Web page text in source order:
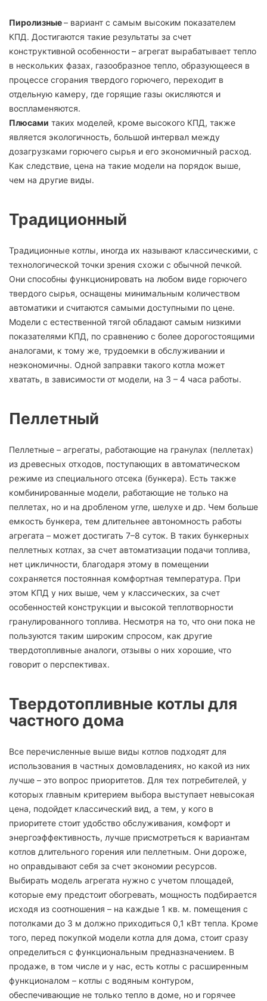
Пиролизные– вариант с самым высоким показателем
КПД. Достигаются такие результаты за счет
конструктивной особенности – агрегат вырабатывает тепло
в нескольких фазах, газообразное тепло, образующееся в
процессе сгорания твердого горючего, переходит в
отдельную камеру, где горящие газы окисляются и
воспламеняются.
Плюсами таких моделей, кроме высокого КПД, также
является экологичность, большой интервал между
дозагрузками горючего сырья и его экономичный расход.
Как следствие, цена на такие модели на порядок выше,
чем на другие виды.
Традиционный
Традиционные котлы, иногда их называют классическими, с
технологической точки зрения схожи с обычной печкой.
Они способны функционировать на любом виде горючего
твердого сырья, оснащены минимальным количеством
автоматики и считаются самыми доступными по цене.
Модели с естественной тягой обладают самым низкими
показателями КПД, по сравнению с более дорогостоящими
аналогами, к тому же, трудоемки в обслуживании и
неэкономичны. Одной заправки такого котла может
хватать, в зависимости от модели, на 3 – 4 часа работы.
Пеллетный
Пеллетные – агрегаты, работающие на гранулах (пеллетах)
из древесных отходов, поступающих в автоматическом
режиме из специального отсека (бункера). Есть также
комбинированные модели, работающие не только на
пеллетах, но и на дробленом угле, шелухе и др. Чем больше
емкость бункера, тем длительнее автономность работы
агрегата – может достигать 7–8 суток. В таких бункерных
пеллетных котлах, за счет автоматизации подачи топлива,
нет цикличности, благодаря этому в помещении
сохраняется постоянная комфортная температура. При
этом КПД у них выше, чем у классических, за счет
особенностей конструкции и высокой теплотворности
гранулированного топлива. Несмотря на то, что они пока не
пользуются таким широким спросом, как другие
твердотопливные аналоги, отзывы о них хорошие, что
говорит о перспективах.
Твердотопливные котлы для
частного дома
Все перечисленные выше виды котлов подходят для
использования в частных домовладениях, но какой из них
лучше – это вопрос приоритетов. Для тех потребителей, у
которых главным критерием выбора выступает невысокая
цена, подойдет классический вид, а тем, у кого в
приоритете стоит удобство обслуживания, комфорт и
энергоэффективность, лучше присмотреться к вариантам
котлов длительного горения или пеллетным. Они дороже,
но оправдывают себя за счет экономии ресурсов.
Выбирать модель агрегата нужно с учетом площадей,
которые ему предстоит обогревать, мощность подбирается
исходя из соотношения – на каждые 1 кв. м. помещения с
потолками до 3 м должно приходиться 0,1 кВт тепла. Кроме
того, перед покупкой модели котла для дома, стоит сразу
определиться с функциональным предназначением. В
продаже, в том числе и у нас, есть котлы с расширенным
функционалом – котлы с водяным контуром,
обеспечивающие не только тепло в доме, но и горячее